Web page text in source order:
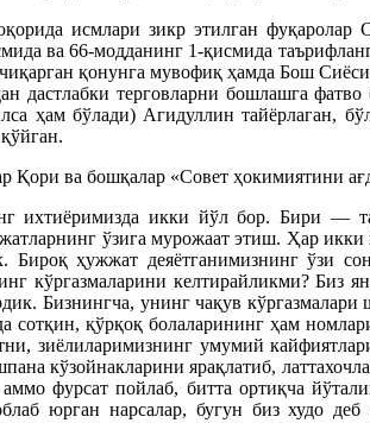
исмлари зикр этилган фуқаролар
ва 66-модданинг 1-қисмида
қонунга мувофиқ ҳамда Бош
дастлабки терговларни бошлашга
ҳам бўлади) Агидуллин
ва бошқалар «Совет ҳокимиятини
ихтиёримизда икки йўл бор. Бири —
ўзига мурожаат этиш. Ҳар икки
ҳужжат деяётганимизнинг ўзи
кўргазмаларини келтирайликми? Биз
Бизнингча, унинг чақув
сотқин, қўрқоқ болаларининг ҳам
зиёлиларимизнинг умумий
кўзойнакларини ярақлатиб,
фурсат пойлаб, битта ортиқча
юрган нарсалар, бугун биз худо